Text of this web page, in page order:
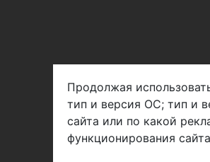
Арбен текстиль г.
1-й Советский д.25,
Продолжая
тип и версия ОС; тип и
сайта или по какой
функционирования